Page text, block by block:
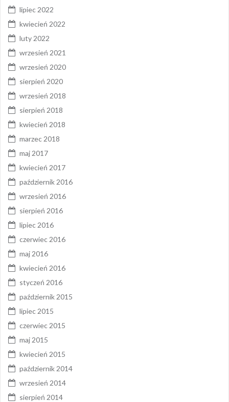
lipiec 2022
kwiecień 2022
luty 2022
wrzesień 2021
wrzesień 2020
sierpień 2020
wrzesień 2018
sierpień 2018
kwiecień 2018
marzec 2018
maj 2017
kwiecień 2017
październik 2016
wrzesień 2016
sierpień 2016
lipiec 2016
czerwiec 2016
maj 2016
kwiecień 2016
styczeń 2016
październik 2015
lipiec 2015
czerwiec 2015
maj 2015
kwiecień 2015
październik 2014
wrzesień 2014
sierpień 2014